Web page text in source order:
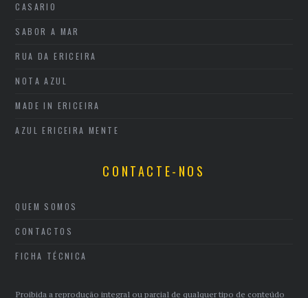
CASARIO
SABOR A MAR
RUA DA ERICEIRA
NOTA AZUL
MADE IN ERICEIRA
AZUL ERICEIRA MENTE
CONTACTE-NOS
QUEM SOMOS
CONTACTOS
FICHA TÉCNICA
Proibida a reprodução integral ou parcial de qualquer tipo de conteúdo